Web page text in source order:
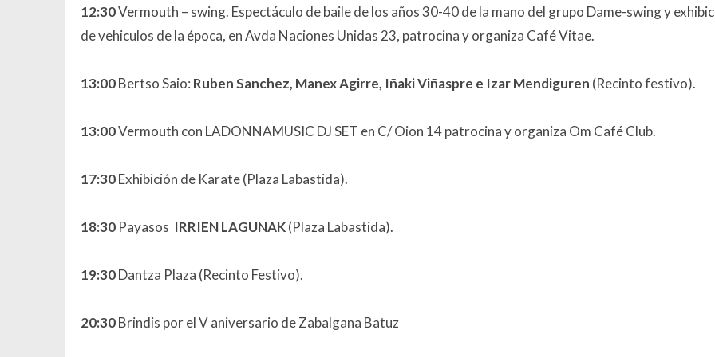
12:30Vermouth – swing. Espectáculo de baile de los años 30-40 de la mano del grupo Dame-swing y
de vehiculos de la época, en Avda Naciones Unidas 23, patrocina y organiza Café Vitae.
13:00Bertso Saio: Ruben Sanchez, Manex Agirre, Iñaki Viñaspre e Izar Mendiguren (Recinto festivo).
13:00Vermouth con LADONNAMUSIC DJ SET en C/ Oion 14 patrocina y organiza Om Café Club.
17:30Exhibición de Karate (Plaza Labastida).
18:30Payasos IRRIEN LAGUNAK(Plaza Labastida).
19:30Dantza Plaza (Recinto Festivo).
20:30Brindis por el V aniversario de Zabalgana Batuz